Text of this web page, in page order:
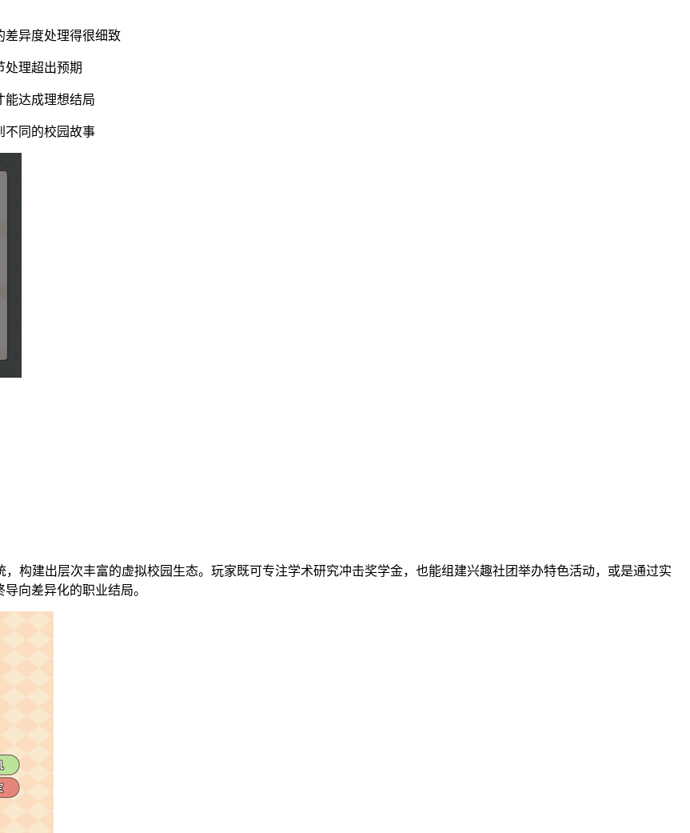
差异度处理得很细致
处理超出预期
能达成理想结局
不同的校园故事
构建出层次丰富的虚拟校园生态。玩家既可专注学术研究冲击奖学金，也能组建兴趣社团举办特色活动，或是通过实
向差异化的职业结局。